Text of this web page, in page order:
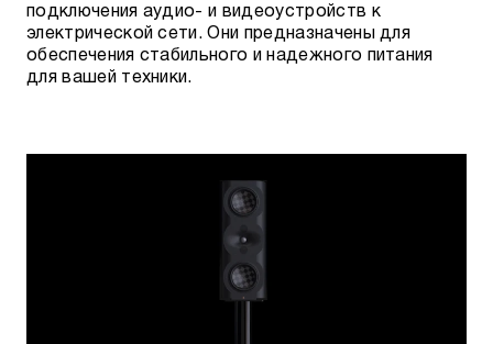
подключения аудио- и видеоустройств к
электрической сети. Они предназначены для
обеспечения стабильного и надежного питания
для вашей техники.